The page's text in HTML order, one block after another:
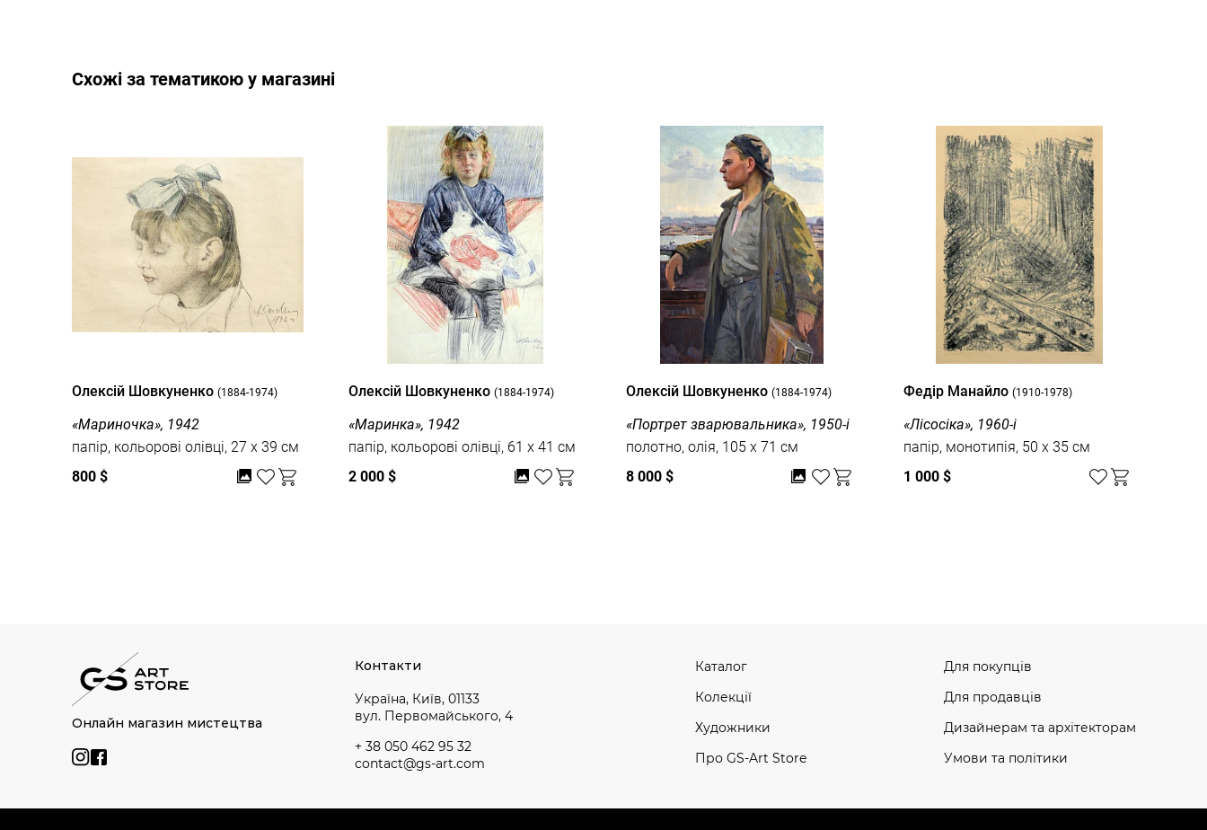
Cхожі за тематикою у магазині
Олексій Шовкуненко (1884-1974)
«Мариночка», 1942
папір, кольорові олівці, 27 x 39 см
800 $
Олексій Шовкуненко(1884-1974)
«Маринка», 1942
папір, кольорові олівці, 61 x 41 см
2 000 $
Олексій Шовкуненко (1884-1974)
«Портрет зварювальника», 1950-і
полотно, олія, 105 x 71 см
8 000 $
Федір Манайло (1910-1978)
«Лісосіка», 1960-і
папір, монотипія, 50 x 35 см
1 000 $
Онлайн магазин мистецтва
Контакти
Україна, Київ, 01133
вул. Первомайського, 4
+ 38 050 462 95 32
contact@gs-art.com
Каталог
Колекції
Художники
Про GS-Art Store
Для покупців
Для продавців
Дизайнерам та архітекторам
Умови та політики